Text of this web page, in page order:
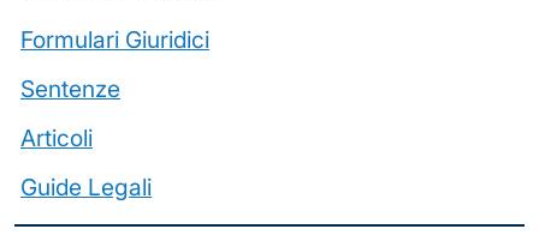
Formulari Giuridici
Sentenze
Articoli
Guide Legali